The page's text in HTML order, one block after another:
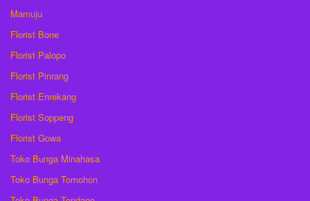
Mamuju
Florist Bone
Florist Palopo
Florist Pinrang
Florist Enrekang
Florist Soppeng
Florist Gowa
Toko Bunga Minahasa
Toko Bunga Tomohon